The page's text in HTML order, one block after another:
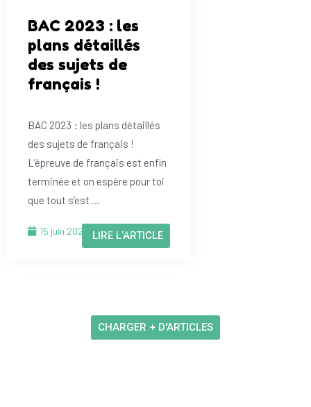
BAC 2023 : les
plans détaillés
des sujets de
français !
BAC 2023 : les plans détaillés
des sujets de français !
L’épreuve de français est enfin
terminée et on espère pour toi
que tout s’est …
15 juin 2023 Français
LIRE L'ARTICLE
CHARGER + D'ARTICLES